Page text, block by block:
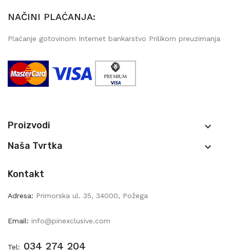
NAČINI PLAĆANJA:
Plaćanje gotovinom Internet bankarstvo Prilikom preuzimanja
Proizvodi 
Naša Tvrtka 
Kontakt
Adresa: Primorska ul. 35, 34000, Požega
Email: info@pinexclusive.com
Tel: 034 274 204